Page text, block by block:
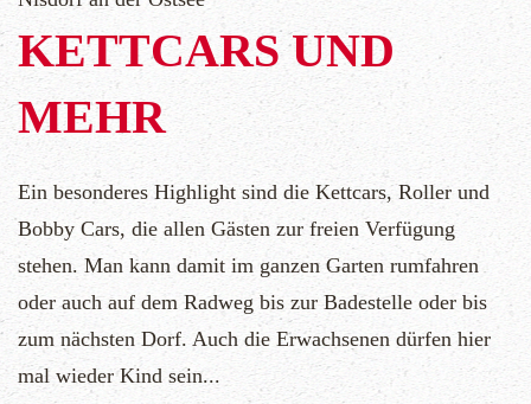
KETTCARS UND
MEHR
Ein besonderes Highlight sind die Kettcars, Roller und
Bobby Cars, die allen Gästen zur freien Verfügung
stehen. Man kann damit im ganzen Garten rumfahren
oder auch auf dem Radweg bis zur Badestelle oder bis
zum nächsten Dorf. Auch die Erwachsenen dürfen hier
mal wieder Kind sein...